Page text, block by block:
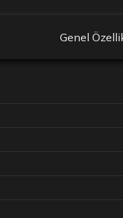
Genel